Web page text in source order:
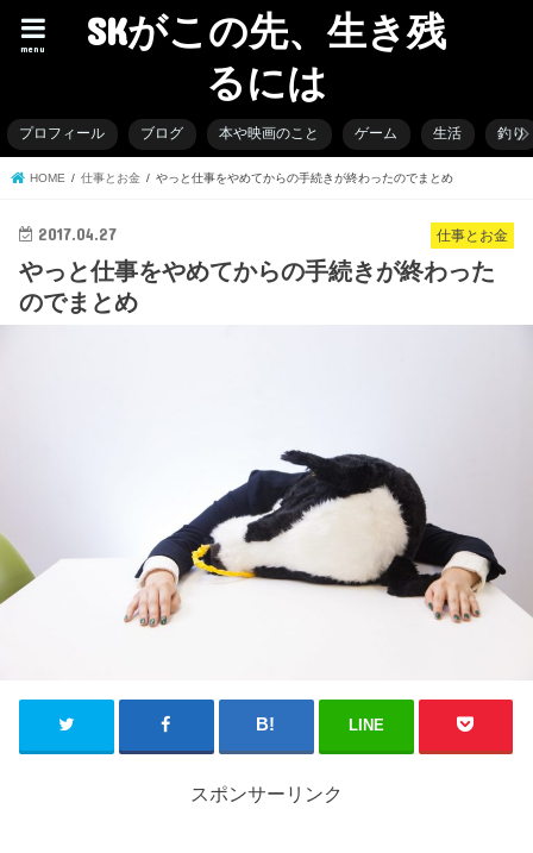
SKがこの先、生き残
るには
menu
プロフィール ブログ 本や映画のこと ゲーム 生活 釣り
HOME 仕事とお金 やっと仕事をやめてからの手続きが終わったのでまとめ
仕事とお金
2017.04.27
やっと仕事をやめてからの手続きが終わった
のでまとめ
LINE
スポンサーリンク